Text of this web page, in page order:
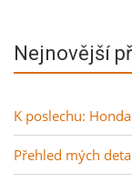
Nejnovější
K poslechu:
Přehled mých